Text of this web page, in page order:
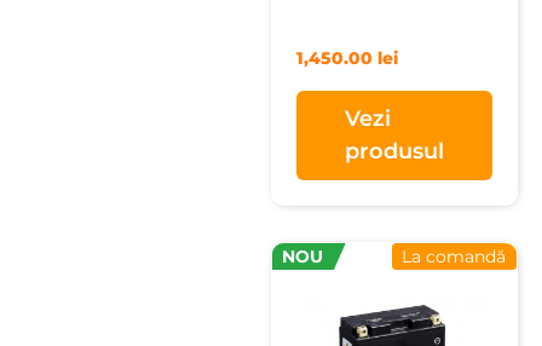
1,450.00 lei
Vezi
produsul
NOU La comandă